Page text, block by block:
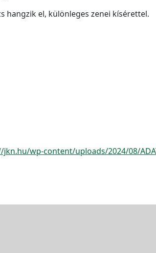
hangzik el, különleges zenei kísérettel.
wp-content/uploads/2024/08/